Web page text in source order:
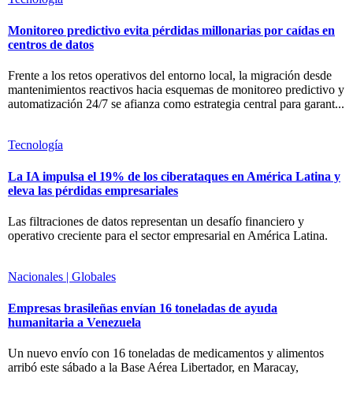
Monitoreo predictivo evita pérdidas millonarias por caídas en
centros de datos
Frente a los retos operativos del entorno local, la migración desde
mantenimientos reactivos hacia esquemas de monitoreo predictivo y
automatización 24/7 se afianza como estrategia central para garant...
Tecnología
La IA impulsa el 19% de los ciberataques en América Latina y
eleva las pérdidas empresariales
Las filtraciones de datos representan un desafío financiero y
operativo creciente para el sector empresarial en América Latina.
Nacionales | Globales
Empresas brasileñas envían 16 toneladas de ayuda
humanitaria a Venezuela
Un nuevo envío con 16 toneladas de medicamentos y alimentos
arribó este sábado a la Base Aérea Libertador, en Maracay,